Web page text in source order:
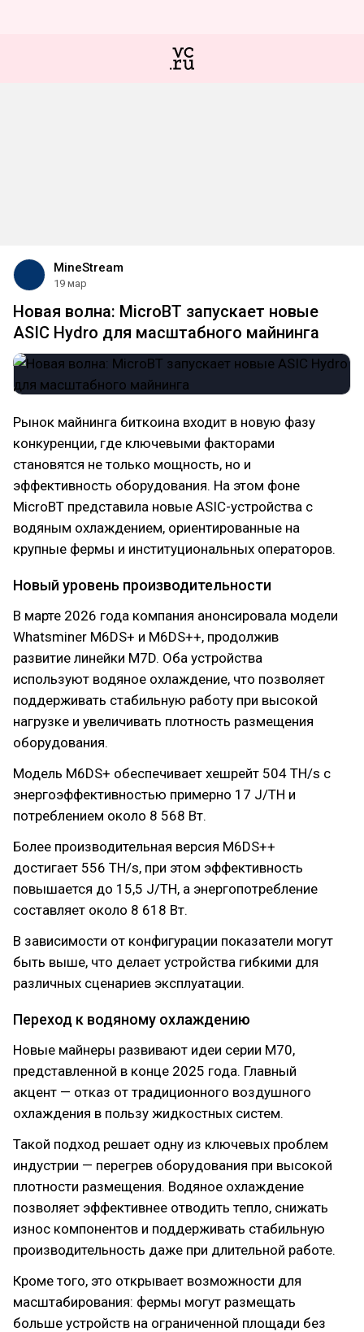
MineStream
19 мар
Новая волна: MicroBT запускает новые
ASIC Hydro для масштабного майнинга
Рынок майнинга биткоина входит в новую фазу
конкуренции, где ключевыми факторами
становятся не только мощность, но и
эффективность оборудования. На этом фоне
MicroBT представила новые ASIC-устройства с
водяным охлаждением, ориентированные на
крупные фермы и институциональных операторов.
Новый уровень производительности
В марте 2026 года компания анонсировала модели
Whatsminer M6DS+ и M6DS++, продолжив
развитие линейки M7D. Оба устройства
используют водяное охлаждение, что позволяет
поддерживать стабильную работу при высокой
нагрузке и увеличивать плотность размещения
оборудования.
Модель M6DS+ обеспечивает хешрейт 504 TH/s с
энергоэффективностью примерно 17 J/TH и
потреблением около 8 568 Вт.
Более производительная версия M6DS++
достигает 556 TH/s, при этом эффективность
повышается до 15,5 J/TH, а энергопотребление
составляет около 8 618 Вт.
В зависимости от конфигурации показатели могут
быть выше, что делает устройства гибкими для
различных сценариев эксплуатации.
Переход к водяному охлаждению
Новые майнеры развивают идеи серии M70,
представленной в конце 2025 года. Главный
акцент — отказ от традиционного воздушного
охлаждения в пользу жидкостных систем.
Такой подход решает одну из ключевых проблем
индустрии — перегрев оборудования при высокой
плотности размещения. Водяное охлаждение
позволяет эффективнее отводить тепло, снижать
износ компонентов и поддерживать стабильную
производительность даже при длительной работе.
Кроме того, это открывает возможности для
масштабирования: фермы могут размещать
больше устройств на ограниченной площади без